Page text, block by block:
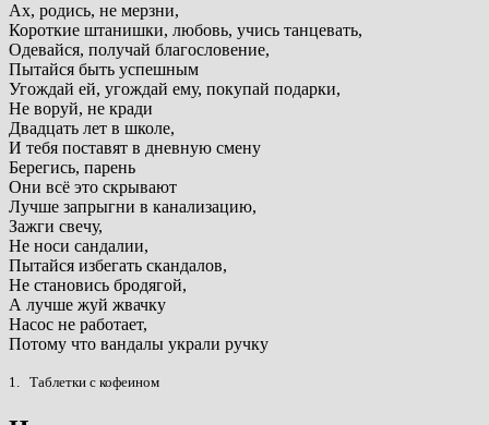
Ах, родись, не мерзни,
Короткие штанишки, любовь, учись танцевать,
Одевайся, получай благословение,
Пытайся быть успешным
Угождай ей, угождай ему, покупай подарки,
Не воруй, не кради
Двадцать лет в школе,
И тебя поставят в дневную смену
Берегись, парень
Они всё это скрывают
Лучше запрыгни в канализацию,
Зажги свечу,
Не носи сандалии,
Пытайся избегать скандалов,
Не становись бродягой,
А лучше жуй жвачку
Насос не работает,
Потому что вандалы украли ручку
1. Таблетки с кофеином